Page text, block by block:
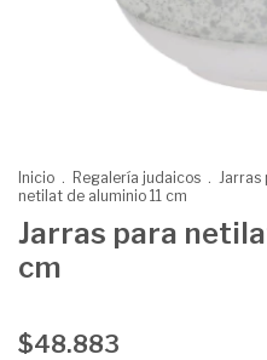
Inicio . Regalería judaicos . Jarras
netilat de aluminio 11 cm
Jarras para
cm
$48.883